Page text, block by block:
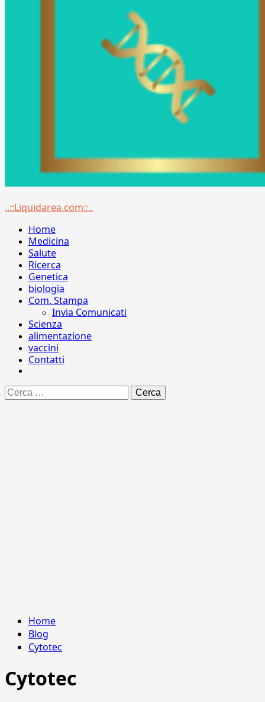
Menu
..::Liquidarea.com::..
Home
Medicina
Salute
Ricerca
Genetica
biologia
Com. Stampa
Invia Comunicati
Scienza
alimentazione
vaccini
Contatti
Ricerca
per:
Home
Blog
Cytotec
Cytotec